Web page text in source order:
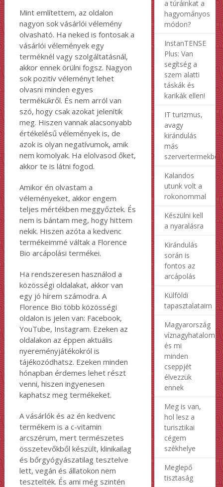
Mint említettem, az oldalon
nagyon sok vásárlói vélemény
olvasható. Ha neked is fontosak a
vásárlói vélemények egy
terméknél vagy szolgáltatásnál,
akkor ennek örülni fogsz. Nagyon
sok pozitív véleményt lehet
olvasni minden egyes
termékükről. És nem arról van
szó, hogy csak azokat jelenítik
meg. Hiszen vannak alacsonyabb
értékelésű vélemények is, de
azok is olyan negatívumok, amik
nem komolyak. Ha elolvasod őket,
akkor te is látni fogod.
Amikor én olvastam a
véleményeket, akkor engem
teljes mértékben meggyőztek. És
nem is bántam meg, hogy hittem
nekik. Hiszen azóta a kedvenc
termékeimmé váltak a Florence
Bio arcápolási termékei.
Ha rendszeresen használod a
közösségi oldalakat, akkor van
egy jó hírem számodra. A
Florence Bio több közösségi
oldalon is jelen van: Facebook,
YouTube, Instagram. Ezeken az
oldalakon az éppen aktuális
nyereményjátékokról is
tájékozódhatsz. Ezeken minden
hónapban érdemes lehet részt
venni, hiszen ingyenesen
kaphatsz meg termékeket.
A vásárlók és az én kedvenc
termékem is a c-vitamin
arcszérum, mert természetes
összetevőkből készült, klinikailag
és bőrgyógyászatilag tesztelve
lett, vegán és állatokon nem
tesztelték. És ami még szintén
a túráinkat a
hagyományos
módon?
InstanTENSE
Plus: Van
segítség a
szem alatti
táskák és
karikák ellen!
IT turizmus,
avagy
kirándulás
más
szervertermekben
Kalandos
utunk volt a
rokonommal
Készülni kell
a nyaralásra
Kirándulás
során is
fontos az
arcápolás
Külföldi
tapasztalataim
Magyarország
víznagyhatalom,
és mi
minden
cseppjét
élvezzük
ennek
Meg is van,
hol lesz a
turisztikai
cégem
székhelye
Meglepő
tisztaság